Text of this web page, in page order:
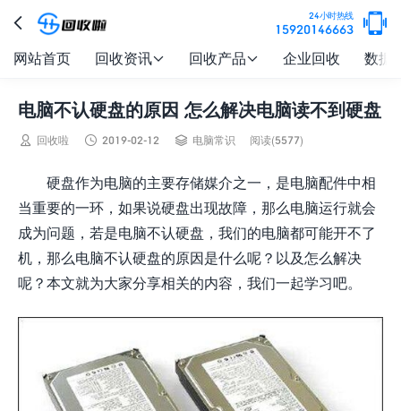
 24小时热线
15920146663 
网站首页 回收资讯 回收产品 企业回收 数据
电脑不认硬盘的原因 怎么解决电脑读不到硬盘
 回收啦  2019-02-12  电脑常识 阅读(5577)
硬盘作为电脑的主要存储媒介之一，是电脑配件中相
当重要的一环，如果说硬盘出现故障，那么电脑运行就会
成为问题，若是电脑不认硬盘，我们的电脑都可能开不了
机，那么电脑不认硬盘的原因是什么呢？以及怎么解决
呢？本文就为大家分享相关的内容，我们一起学习吧。